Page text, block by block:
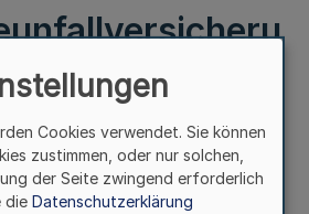
Cookies verwendet. Sie können
zustimmen, oder nur solchen,
der Seite zwingend erforderlich
die Datenschutzerklärung